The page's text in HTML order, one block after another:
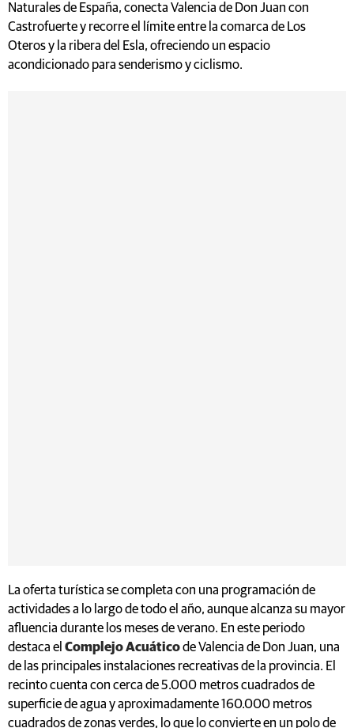
Naturales de España, conecta Valencia de Don Juan con
Castrofuerte y recorre el límite entre la comarca de Los
Oteros y la ribera del Esla, ofreciendo un espacio
acondicionado para senderismo y ciclismo.
La oferta turística se completa con una programación de
actividades a lo largo de todo el año, aunque alcanza su mayor
afluencia durante los meses de verano. En este periodo
destaca el Complejo Acuáticode Valencia de Don Juan, una
de las principales instalaciones recreativas de la provincia. El
recinto cuenta con cerca de 5.000 metros cuadrados de
superficie de agua y aproximadamente 160.000 metros
cuadrados de zonas verdes, lo que lo convierte en un polo de